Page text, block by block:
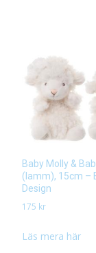
Baby Molly &
(lamm), 15cm –
Design
175 kr
Läs mera här